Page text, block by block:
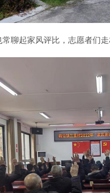
起家风评比，志愿者们